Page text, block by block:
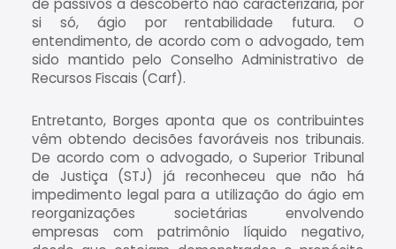
de passivos a descoberto não caracterizaria, por
si só, ágio por rentabilidade futura. O
entendimento, de acordo com o advogado, tem
sido mantido pelo Conselho Administrativo de
Recursos Fiscais (Carf).
Entretanto, Borges aponta que os contribuintes
vêm obtendo decisões favoráveis nos tribunais.
De acordo com o advogado, o Superior Tribunal
de Justiça (STJ) já reconheceu que não há
impedimento legal para a utilização do ágio em
reorganizações societárias envolvendo
empresas com patrimônio líquido negativo,